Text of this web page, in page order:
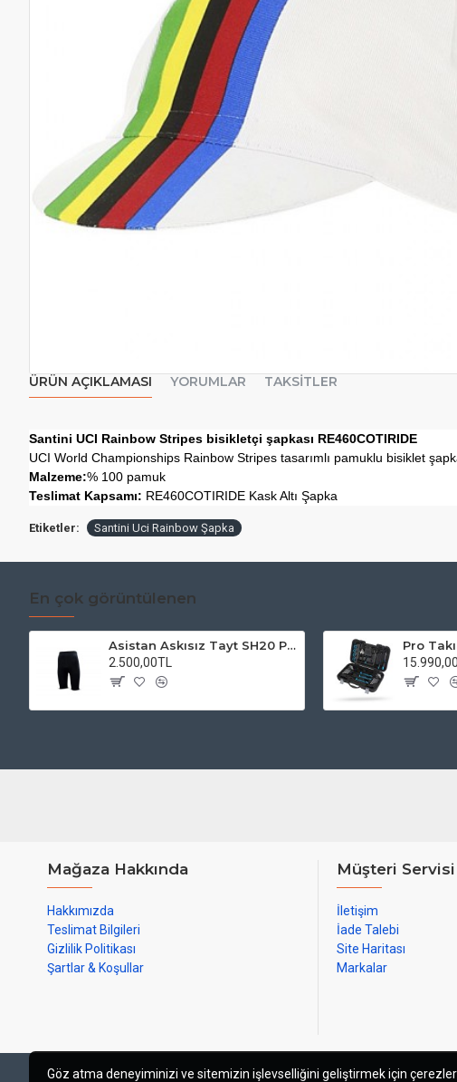
ÜRÜN AÇIKLAMASI YORUMLAR TAKSITLER
Santini UCI Rainbow Stripes bisikletçi şapkası RE460COTIRIDE
UCI World Championships Rainbow Stripes tasarımlı pamuklu bisiklet
Malzeme:% 100 pamuk
Teslimat Kapsamı: RE460COTIRIDE Kask Altı Şapka
Etiketler: Santini Uci Rainbow Şapka
En çok görüntülenen
Asistan Askısız Tayt SH20 Pedli Siyah
2.500,00TL
Mağaza Hakkında
Hakkımızda
Teslimat Bilgileri
Gizlilik Politikası
Şartlar & Koşullar
Müşteri Servisi
İletişim
İade Talebi
Site Haritası
Markalar
Göz atma deneyiminizi ve sitemizin işlevselliğini geliştirmek için